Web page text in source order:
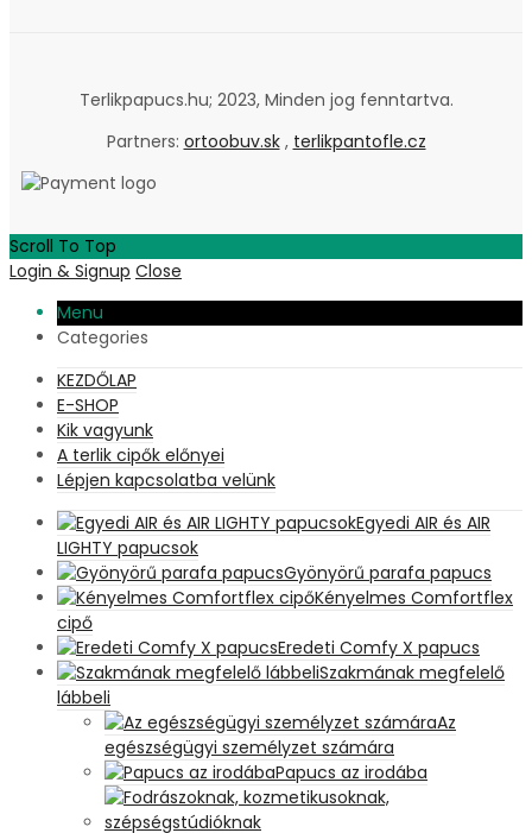
Terlikpapucs.hu; 2023, Minden jog fenntartva.
Partners: ortoobuv.sk, terlikpantofle.cz
Scroll To Top
Login & Signup Close
Menu
Categories
KEZDŐLAP
E-SHOP
Kik vagyunk
A terlik cipők előnyei
Lépjen kapcsolatba velünk
Egyedi AIR és AIR
LIGHTY papucsok
Gyönyörű parafa papucs
Kényelmes Comfortflex
cipő
Eredeti Comfy X papucs
Szakmának megfelelő
lábbeli
Az
egészségügyi személyzet számára
Papucs az irodába